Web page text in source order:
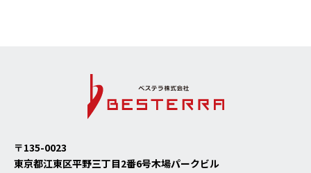
〒135-0023
東京都江東区平野三丁目2番6号木場パークビル